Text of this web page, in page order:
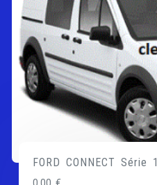
FORD CONNECT Série 1